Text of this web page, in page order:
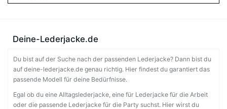
Deine-Lederjacke.de
Du bist auf der Suche nach der passenden Lederjacke? Dann bist du
auf deine-lederjacke.de genau richtig. Hier findest du garantiert das
passende Modell für deine Bedürfnisse.
Egal ob du eine Alltagslederjacke, eine für Lederjacke für die Arbeit
oder die passende Lederjacke für die Party suchst. Hier wirst du